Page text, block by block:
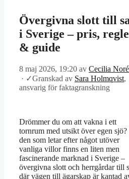
Övergivna slott till
i Sverige – pris,
& guide
8 maj 2026, 19:20 av Cecilia
· ✓Granskad av Sara Holmqvist,
ansvarig för faktagranskning
Drömmer du om att vakna i ett
tornrum med utsikt över egen sjö?
den som letar efter något utöver
vanliga villor finns en liten men
fascinerande marknad i Sverige –
övergivna slott och herrgårdar till
där vägen till ägarskap är kantad